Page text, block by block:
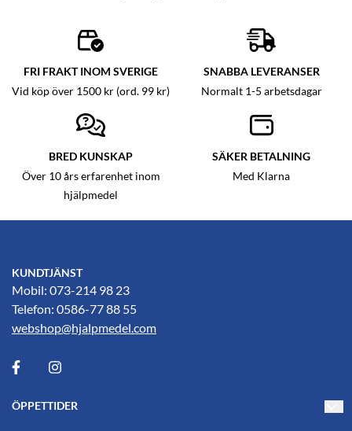
FRI FRAKT INOM SVERIGE
Vid köp över 1500 kr (ord. 99 kr)
SNABBA LEVERANSER
Normalt 1-5 arbetsdagar
BRED KUNSKAP
Över 10 års erfarenhet inom
hjälpmedel
SÄKER BETALNING
Med Klarna
KUNDTJÄNST
Mobil: 073-214 98 23
Telefon: 0586-77 88 55
webshop@hjalpmedel.com
ÖPPETTIDER